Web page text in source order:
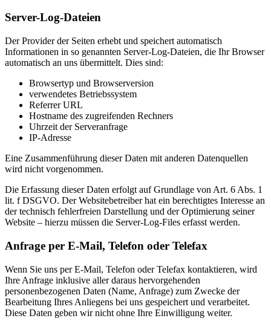
Server-Log-Dateien
Der Provider der Seiten erhebt und speichert automatisch
Informationen in so genannten Server-Log-Dateien, die Ihr Browser
automatisch an uns übermittelt. Dies sind:
Browsertyp und Browserversion
verwendetes Betriebssystem
Referrer URL
Hostname des zugreifenden Rechners
Uhrzeit der Serveranfrage
IP-Adresse
Eine Zusammenführung dieser Daten mit anderen Datenquellen
wird nicht vorgenommen.
Die Erfassung dieser Daten erfolgt auf Grundlage von Art. 6 Abs. 1
lit. f DSGVO. Der Websitebetreiber hat ein berechtigtes Interesse an
der technisch fehlerfreien Darstellung und der Optimierung seiner
Website – hierzu müssen die Server-Log-Files erfasst werden.
Anfrage per E-Mail, Telefon oder Telefax
Wenn Sie uns per E-Mail, Telefon oder Telefax kontaktieren, wird
Ihre Anfrage inklusive aller daraus hervorgehenden
personenbezogenen Daten (Name, Anfrage) zum Zwecke der
Bearbeitung Ihres Anliegens bei uns gespeichert und verarbeitet.
Diese Daten geben wir nicht ohne Ihre Einwilligung weiter.